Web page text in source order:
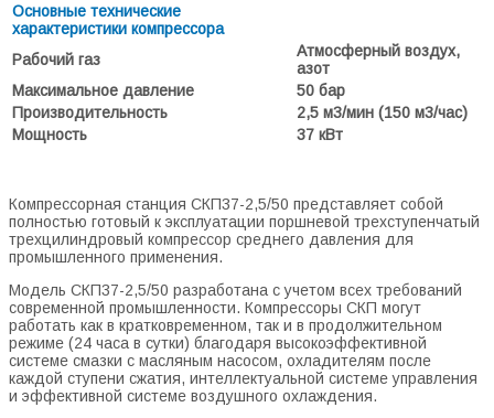
Основные технические
характеристики компрессора
Рабочий газ
Атмосферный воздух,
азот
Максимальное давление
50 бар
Производительность
2,5 м3/мин (150 м3/час)
Мощность
37 кВт
Компрессорная станция СКП37-2,5/50 представляет собой
полностью готовый к эксплуатации поршневой трехступенчатый
трехцилиндровый компрессор среднего давления для
промышленного применения.
Модель СКП37-2,5/50 разработана с учетом всех требований
современной промышленности. Компрессоры СКП могут
работать как в кратковременном, так и в продолжительном
режиме (24 часа в сутки) благодаря высокоэффективной
системе смазки с масляным насосом, охладителям после
каждой ступени сжатия, интеллектуальной системе управления
и эффективной системе воздушного охлаждения.